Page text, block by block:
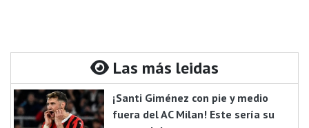
Las más leidas
¡Santi Giménez con pie y medio
fuera del AC Milan! Este sería su